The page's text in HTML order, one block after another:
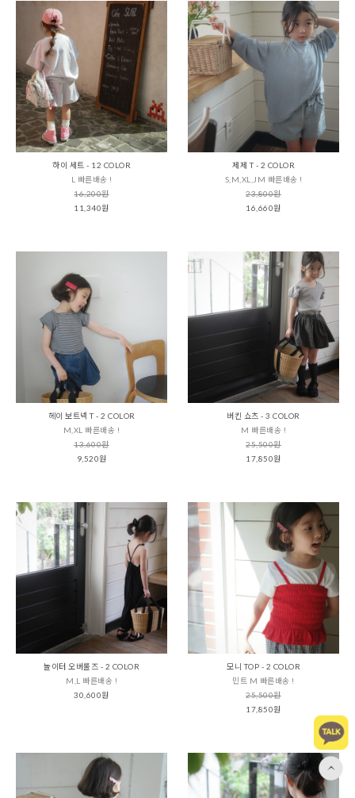
하이 세트 - 12 COLOR
L 빠른배송 !
16,200원
11,340원
제제 T - 2 COLOR
S,M,XL,JM 빠른배송 !
23,800원
16,660원
헤이 보트넥 T - 2 COLOR
M,XL 빠른배송 !
13,600원
9,520원
버킨 쇼츠 - 3 COLOR
M 빠른배송 !
25,500원
17,850원
놀이터 오버롤즈 - 2 COLOR
M,L 빠른배송 !
30,600원
모니 TOP - 2 COLOR
민트 M 빠른배송 !
25,500원
17,850원